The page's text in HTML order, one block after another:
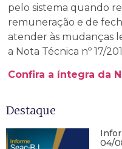
pelo sistema quando
remuneração e de
atender às mudanças
a Nota Técnica nº 17/
Confira a íntegra da
Destaque
04/